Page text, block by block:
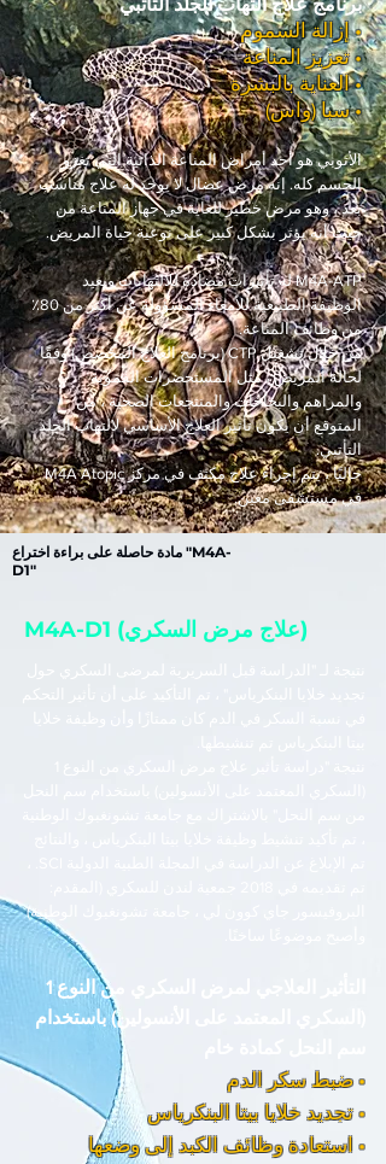
برنامج علاج التهاب الجلد التأتبي
• إزالة السموم
• تعزيز المناعة
• العناية بالبشرة
• سبا (واس)
الأتوبي هو أحد أمراض المناعة الذاتية التي تغزو
الجسم كله. إنه مرض عضال لا يوجد له علاج مناسب
بعد ، وهو مرض خطير للغاية في جهاز المناعة من
حيث أنه يؤثر بشكل كبير على نوعية حياة المريض.
M4A-ATP له تأثيرات مضادة للالتهابات ويعيد
الوظيفة الطبيعية للأمعاء المسؤولة عن أكثر من 80٪
من وظائف المناعة.
من خلال تشغيل CTP (برنامج العلاج المخصص) وفقًا
لحالة المريض ، مثل المستحضرات الفموية
والمراهم والبخاخات والمنتجعات الصحية ، من
المتوقع أن يكون تأثير العلاج الأساسي لالتهاب الجلد
التأتبي.
حاليًا ، يتم إجراء علاج مكثف في مركز M4A Atopic
في مستشفى معين.
مادة حاصلة على براءة اختراع "M4A-
D1"
M4A-D1 (علاج مرض السكري)
البروفيسور جاي كوون لي ، جامعة تشونغبوك الوطنية)
التأثير العلاجي لمرض السكري من النوع 1
(السكري المعتمد على الأنسولين) باستخدام
• ضبط سكر الدم
• تجديد خلايا بيتا البنكرياس
• استعادة وظائف الكبد إلى وضعها